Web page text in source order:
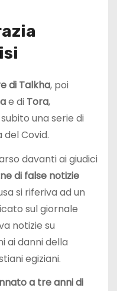
di Talkha, poi
e di Tora,
una serie di
del Covid.
davanti ai giudici
di false notizie
si riferiva ad un
sul giornale
notizie su
ai danni della
egiziani.
a tre anni di